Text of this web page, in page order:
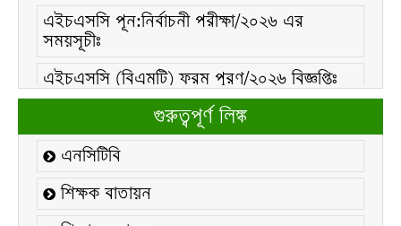
এইচএসসি পূন:নির্বাচনী পরীক্ষা/২০২৬ এর
সময়সূচীঃ
এইচএসসি (বিএমটি) ফরম পূরণ/২০২৬ বিজ্ঞপ্তিঃ
এইচএসসি ফরম/২০২৬ পূরণ বিজ্ঞপ্তিঃ
২১ ফেব্রুয়ারি/২০২৬ ইং তারিখে “শহিদ দিবস ও
আন্তর্জাতিক মাতৃভাষা দিবস-২০২৬ উদযাপন
উপলক্ষ্যে নোটিশঃ
গুরুত্বপূর্ণ লিঙ্ক
এনসিটিবি
শিক্ষক বাতায়ন